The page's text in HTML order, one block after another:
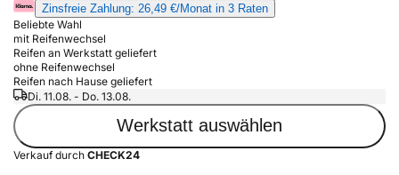
Zinsfreie Zahlung: 26,49 €/Monat in 3 Raten
Beliebte Wahl
mit Reifenwechsel
Reifen an Werkstatt geliefert
ohne Reifenwechsel
Reifen nach Hause geliefert
Di. 11.08. - Do. 13.08.
Werkstatt auswählen
Verkauf durch CHECK24